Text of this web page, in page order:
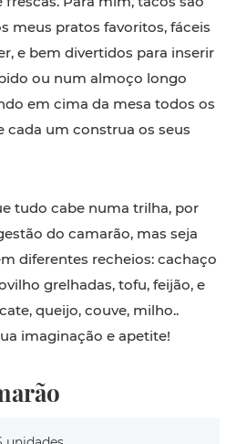
meus pratos favoritos, fáceis
e bem divertidos para inserir
ou num almoço longo
em cima da mesa todos os
cada um construa os seus
tudo cabe numa trilha, por
do camarão, mas seja
diferentes recheios: cachaço
grelhadas, tofu, feijão, e
queijo, couve, milho..
imaginação e apetite!